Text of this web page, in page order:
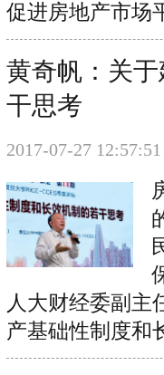
促进房地产市场
黄奇帆：关
干思考
2017-07-27
人大财经委副主
产基础性制度和